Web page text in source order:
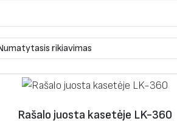
Rašalo juosta kasetėje LK-360